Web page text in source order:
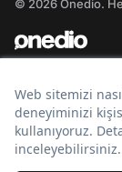
© 2026 Onedio.
Bir